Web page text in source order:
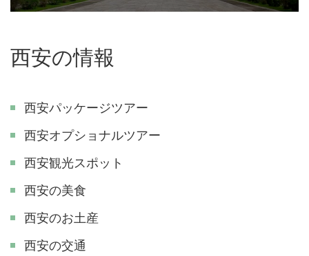
西安の情報
西安パッケージツアー
西安オプショナルツアー
西安観光スポット
西安の美食
西安のお土産
西安の交通